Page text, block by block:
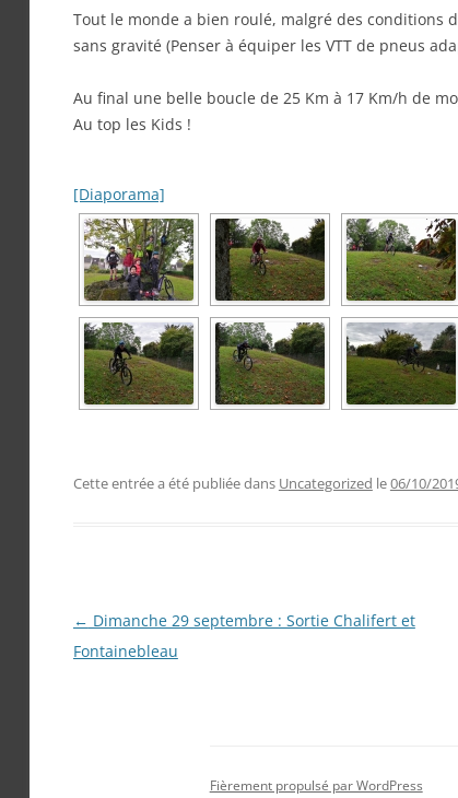
Tout le monde a bien roulé, malgré des conditions
sans gravité (Penser à équiper les VTT de pneus
Au final une belle boucle de 25 Km à 17 Km/h de
Au top les Kids !
[Diaporama]
Cette entrée a été publiée dans Uncategorized le06/10/
Navigation
des
← Dimanche 29 septembre : Sortie Chalifert et
Fontainebleau
Fièrement propulsé par WordPress